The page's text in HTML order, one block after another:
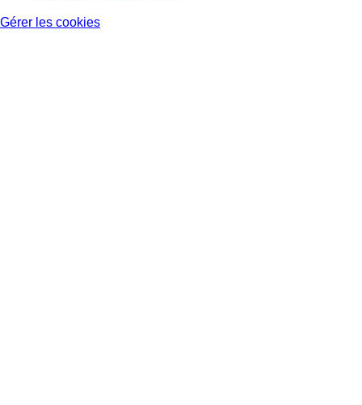
Gérer les cookies